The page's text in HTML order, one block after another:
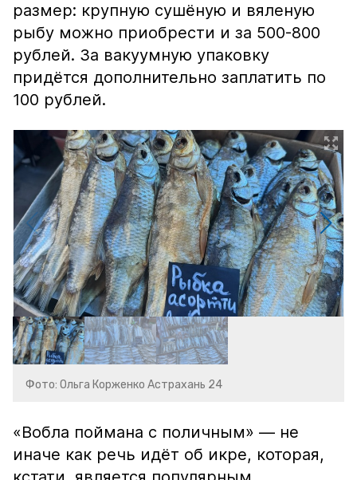
размер: крупную сушёную и вяленую
рыбу можно приобрести и за 500-800
рублей. За вакуумную упаковку
придётся дополнительно заплатить по
100 рублей.
Фото: Ольга Корженко Астрахань 24
«Вобла поймана с поличным» — не
иначе как речь идёт об икре, которая,